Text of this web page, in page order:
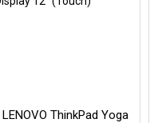
LENOVO ThinkPad Yoga